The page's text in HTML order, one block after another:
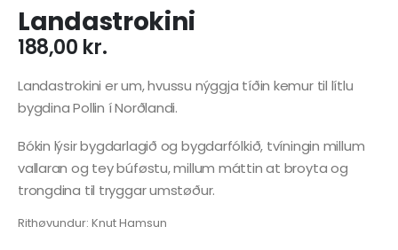
Landastrokini
188,00 kr.
Landastrokini er um, hvussu nýggja tíðin kemur til lítlu
bygdina Pollin í Norðlandi.
Bókin lýsir bygdarlagið og bygdarfólkið, tvíningin millum
vallaran og tey búføstu, millum máttin at broyta og
trongdina til tryggar umstøður.
Rithøvundur: Knut Hamsun